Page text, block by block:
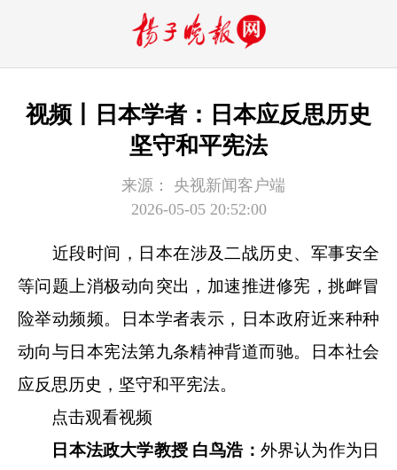
视频丨日本学者：日本应反思历史
坚守和平宪法
来源：
央视新闻客户端
2026-05-05 20:52:00
近段时间，日本在涉及二战历史、军事安全
等问题上消极动向突出，加速推进修宪，挑衅冒
险举动频频。日本学者表示，日本政府近来种种
动向与日本宪法第九条精神背道而驰。日本社会
应反思历史，坚守和平宪法。
点击观看视频
日本法政大学教授 白鸟浩： 外界认为作为日